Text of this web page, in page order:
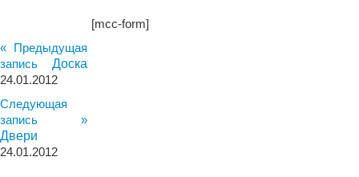
[mcc-form]
« Предыдущая
запись
Доска
24.01.2012
Следующая
запись »
Двери
24.01.2012